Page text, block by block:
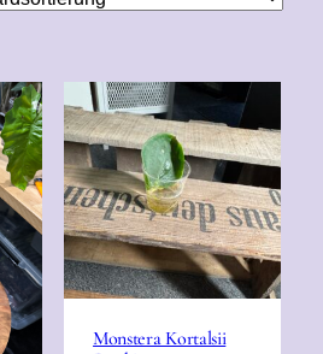
Monstera Kortalsii